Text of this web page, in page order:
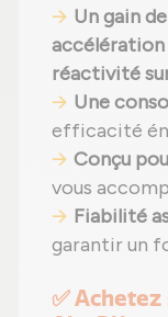
Un gain
accélération
réactivité
Une
efficacité
Conçu
vous
Fiabilité
garantir un
✅